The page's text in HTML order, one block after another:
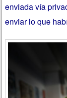
enviada vía
enviar lo que